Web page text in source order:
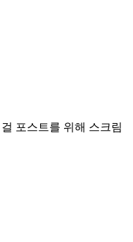
포스트를 위해 스크림